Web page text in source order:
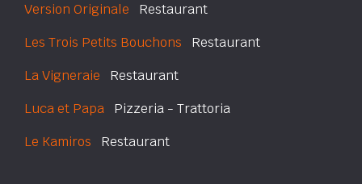
Version Originale Restaurant
Les Trois Petits Bouchons Restaurant
La Vigneraie Restaurant
Luca et Papa Pizzeria - Trattoria
Le Kamiros Restaurant